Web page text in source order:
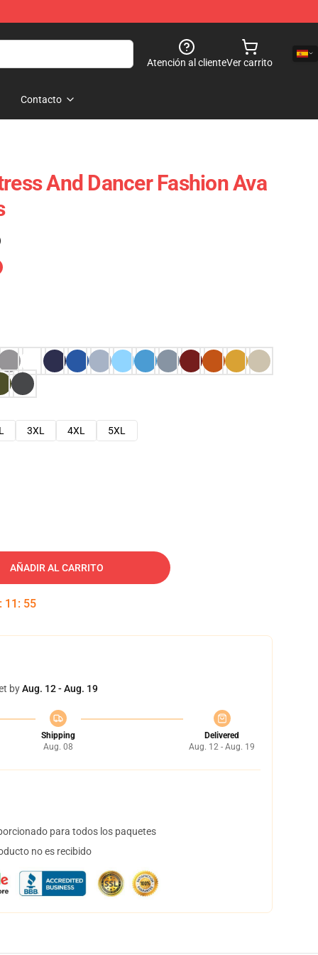
Atención al clienteVer carrito
Contacto
And Dancer Fashion Ava
3XL 4XL
5XL
AÑADIR AL CARRITO
: 11 : 54
byAug. 12 - Aug. 19
Shipping
Aug. 08
Delivered
Aug. 12 - Aug. 19
para todos los paquetes
no es recibido